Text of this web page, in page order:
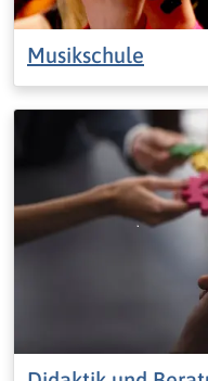
Musikschule